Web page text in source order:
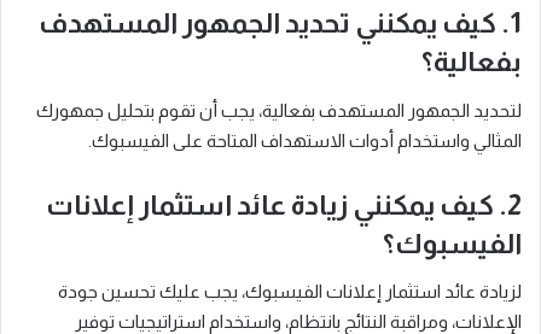
1. كيف يمكنني تحديد الجمهور المستهدف
بفعالية؟
لتحديد الجمهور المستهدف بفعالية، يجب أن تقوم بتحليل جمهورك
المثالي واستخدام أدوات الاستهداف المتاحة على الفيسبوك.
2. كيف يمكنني زيادة عائد استثمار إعلانات
الفيسبوك؟
لزيادة عائد استثمار إعلانات الفيسبوك، يجب عليك تحسين جودة
الإعلانات، ومراقبة النتائج بانتظام، واستخدام استراتيجيات توفير